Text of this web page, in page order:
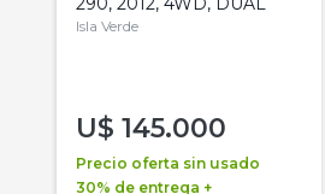
Isla Verde
U$ 145.000
Precio oferta sin usado
30% de entrega +